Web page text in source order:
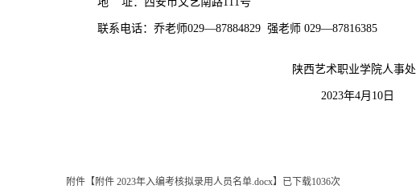
联系电话：乔老师029—87884829 强老师 029—87816385
陕西艺术职业学院人事处
2023年4月10日
附件【 附件 2023年入编考核拟录用人员名单.docx】已下载1036次